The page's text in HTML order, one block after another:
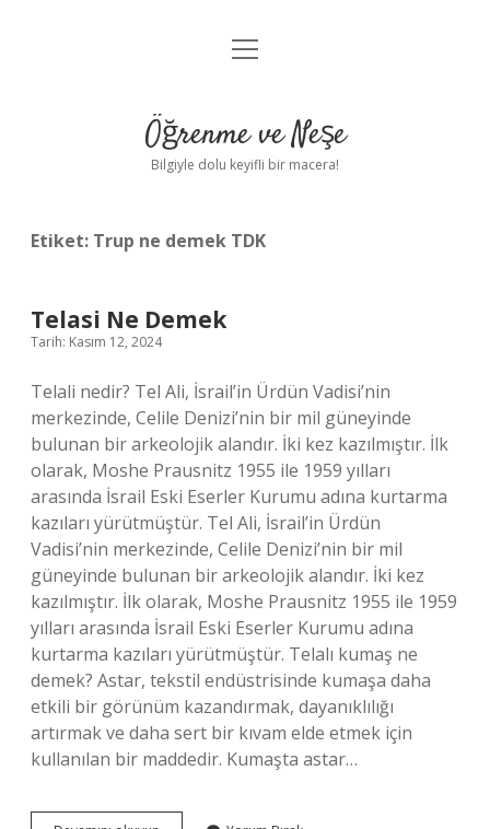
Anasayfa
Yasal Uyarı
menüyü
Öğrenme ve Neşe
Bilgiyle dolu keyifli bir macera!
Etiket: Trup ne demek TDK
Telasi Ne Demek
Tarih: Kasım 12, 2024
Telali nedir? Tel Ali, İsrail’in Ürdün Vadisi’nin
merkezinde, Celile Denizi’nin bir mil güneyinde
bulunan bir arkeolojik alandır. İki kez kazılmıştır. İlk
olarak, Moshe Prausnitz 1955 ile 1959 yılları
arasında İsrail Eski Eserler Kurumu adına kurtarma
kazıları yürütmüştür. Tel Ali, İsrail’in Ürdün
Vadisi’nin merkezinde, Celile Denizi’nin bir mil
güneyinde bulunan bir arkeolojik alandır. İki kez
kazılmıştır. İlk olarak, Moshe Prausnitz 1955 ile 1959
yılları arasında İsrail Eski Eserler Kurumu adına
kurtarma kazıları yürütmüştür. Telalı kumaş ne
demek? Astar, tekstil endüstrisinde kumaşa daha
etkili bir görünüm kazandırmak, dayanıklılığı
artırmak ve daha sert bir kıvam elde etmek için
kullanılan bir maddedir. Kumaşta astar…